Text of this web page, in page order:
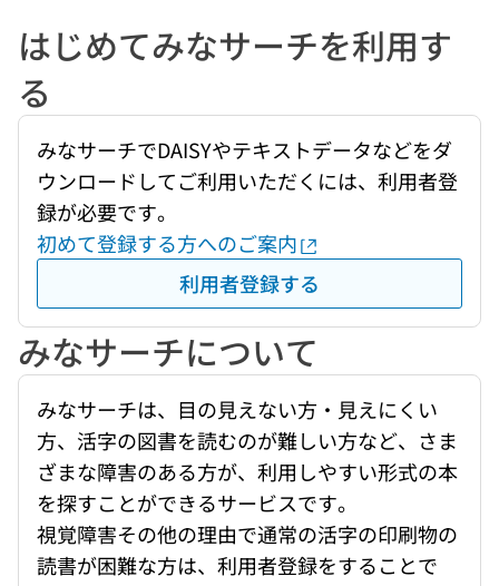
はじめてみなサーチを利用す
る
みなサーチでDAISYやテキストデータなどをダ
ウンロードしてご利用いただくには、利用者登
録が必要です。
初めて登録する方へのご案内
利用者登録する
みなサーチについて
みなサーチは、目の見えない方・見えにくい
方、活字の図書を読むのが難しい方など、さま
ざまな障害のある方が、利用しやすい形式の本
を探すことができるサービスです。
視覚障害その他の理由で通常の活字の印刷物の
読書が困難な方は、利用者登録をすることで